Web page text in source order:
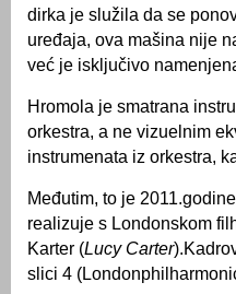
dirka je služila da se
uređaja, ova mašina nije
već je isključivo
Hromola je smatrana
orkestra, a ne vizuelnim
instrumenata iz orkestra,
Međutim, to je
realizuje s Londonskom
Karter (Lucy Carter
slici 4